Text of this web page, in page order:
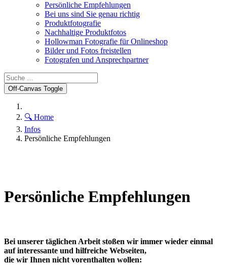
Persönliche Empfehlungen
Bei uns sind Sie genau richtig
Produktfotografie
Nachhaltige Produktfotos
Hollowman Fotografie für Onlineshop
Bilder und Fotos freistellen
Fotografen und Ansprechpartner
Off-Canvas Toggle
🔍 Home
Infos
Persönliche Empfehlungen
Persönliche Empfehlungen
Bei unserer täglichen Arbeit stoßen wir immer wieder einmal
auf interessante und hilfreiche Webseiten,
die wir Ihnen nicht vorenthalten wollen: